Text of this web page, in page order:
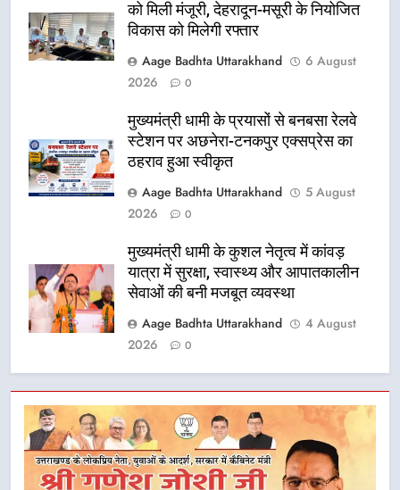
को मिली मंजूरी, देहरादून-मसूरी के नियोजित
विकास को मिलेगी रफ्तार
Aage Badhta Uttarakhand
6 August
2026
0
मुख्यमंत्री धामी के प्रयासों से बनबसा रेलवे
स्टेशन पर अछनेरा-टनकपुर एक्सप्रेस का
ठहराव हुआ स्वीकृत
Aage Badhta Uttarakhand
5 August
2026
0
मुख्यमंत्री धामी के कुशल नेतृत्व में कांवड़
यात्रा में सुरक्षा, स्वास्थ्य और आपातकालीन
सेवाओं की बनी मजबूत व्यवस्था
Aage Badhta Uttarakhand
4 August
2026
0